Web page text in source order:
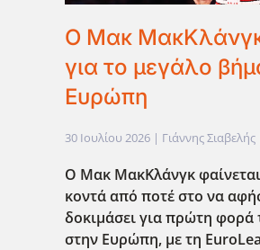
Ο Μακ ΜακΚλάνγκ
για το μεγάλο
Ευρώπη
30 Ιουλίου 2026 | Γιάννης Σιαβελής
Ο Μακ ΜακΚλάνγκ
κοντά από ποτέ στο να
δοκιμάσει για πρώτη φορά
στην Ευρώπη, με τη